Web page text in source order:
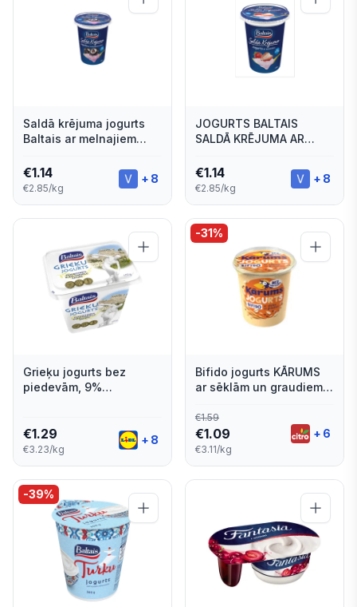
Saldā krējuma jogurts
Baltais ar melnajiem
€1.14
€2.85/kg
+ 8
JOGURTS BALTAIS
SALDĀ KRĒJUMA AR
€1.14
€2.85/kg
+ 8
Grieķu jogurts bez
piedevām, 9%
€1.29
€3.23/kg
+ 8
-31%
Bifido jogurts KĀRUMS
ar sēklām un graudiem,
€1.59
€1.09
€3.11/kg
+ 6
-39%